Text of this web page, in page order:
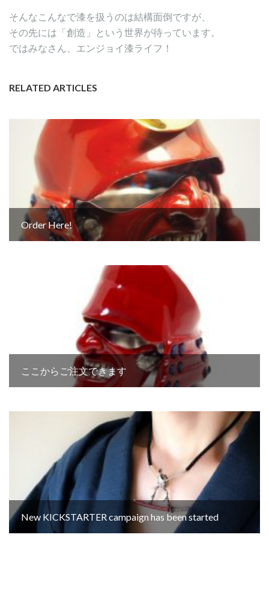
そんなこんなで漆を扱うのは結構面倒ですが、
その先には「創造」という世界が待っています。
ではみなさん、エンジョイ漆ライフ！
RELATED ARTICLES
Order Here!
ここからご注文できます
New KICKSTARTER campaign has been started